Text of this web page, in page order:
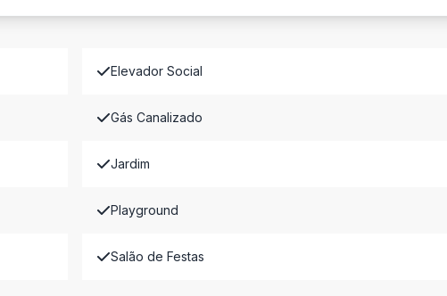
Elevador Social
Gás Canalizado
Jardim
Playground
Salão de Festas